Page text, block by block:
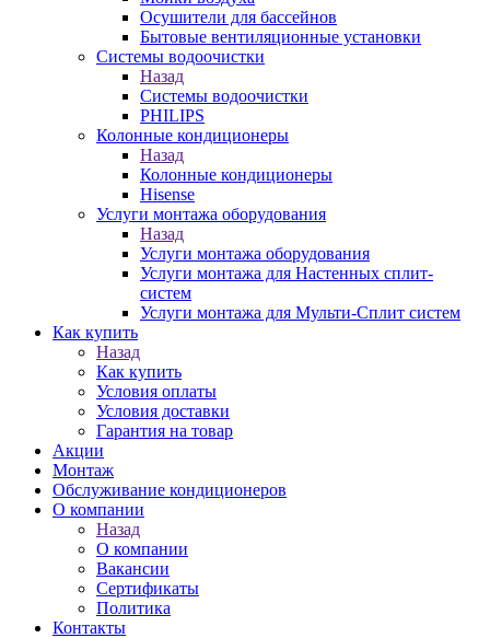
Осушители для бассейнов
Бытовые вентиляционные установки
Системы водоочистки
Назад
Системы водоочистки
PHILIPS
Колонные кондиционеры
Назад
Колонные кондиционеры
Hisense
Услуги монтажа оборудования
Назад
Услуги монтажа оборудования
Услуги монтажа для Настенных сплит-
систем
Услуги монтажа для Мульти-Сплит систем
Как купить
Назад
Как купить
Условия оплаты
Условия доставки
Гарантия на товар
Акции
Монтаж
Обслуживание кондиционеров
О компании
Назад
О компании
Вакансии
Сертификаты
Политика
Контакты